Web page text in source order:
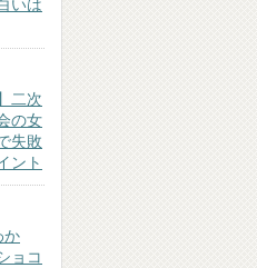
いは
二次
の女
失敗
ント
か
ョコ